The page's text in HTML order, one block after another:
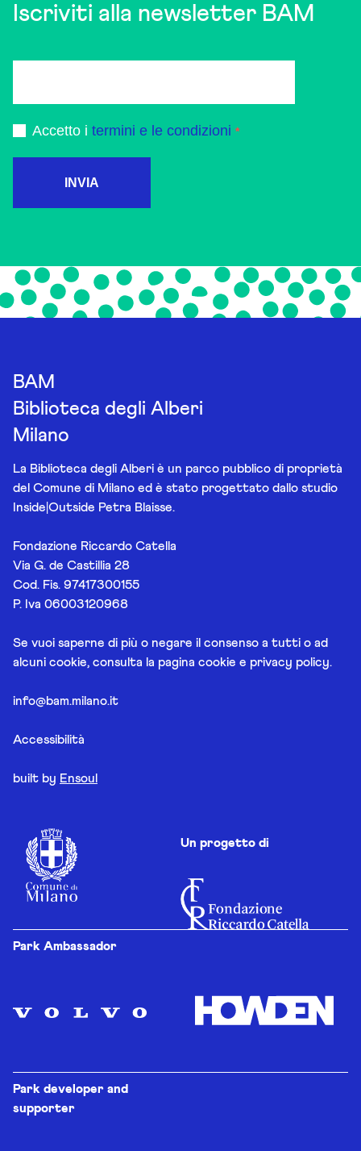
Iscriviti alla newsletter BAM
Accetto i termini e le condizioni
INVIA
BAM
Biblioteca degli Alberi
Milano
La Biblioteca degli Alberi è un parco pubblico di proprietà
del Comune di Milano ed è stato progettato dallo studio
Inside|Outside Petra Blaisse.
Fondazione Riccardo Catella
Via G. de Castillia 28
Cod. Fis. 97417300155
P. Iva 06003120968
Se vuoi saperne di più o negare il consenso a tutti o ad
alcuni cookie, consulta la pagina cookie e privacy policy.
info@bam.milano.it
Accessibilità
built by Ensoul
Un progetto di
Park Ambassador
Park developer and
supporter